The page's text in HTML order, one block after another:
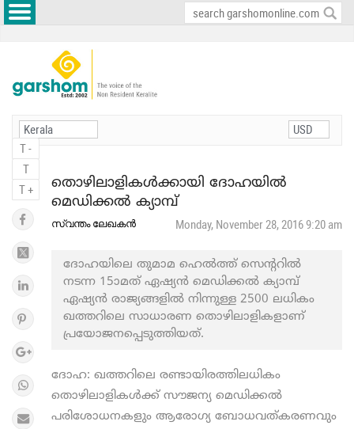
T -
T
T +
തൊഴിലാളികള്‍ക്കായി ദോഹയില്‍
മെഡിക്കല്‍ ക്യാമ്പ്
സ്വന്തം ലേഖകന്‍ Monday, November 28, 2016 9:20 am
ദോഹയിലെ തുമാമ ഹെല്‍ത്ത് സെന്ററില്‍
നടന്ന 15ാമത് ഏഷ്യന്‍ മെഡിക്കല്‍ ക്യാമ്പ്
ഏഷ്യന്‍ രാജ്യങ്ങളില്‍ നിന്നുള്ള 2500 ലധികം
ഖത്തറിലെ സാധാരണ തൊഴിലാളികളാണ്
പ്രയോജനപ്പെടുത്തിയത്.
ദോഹ: ഖത്തറിലെ രണ്ടായിരത്തിലധികം
തൊഴിലാളികള്‍ക്ക് സൗജന്യ മെഡിക്കല്‍
പരിശോധനകളും ആരോഗ്യ ബോധവത്കരണവും